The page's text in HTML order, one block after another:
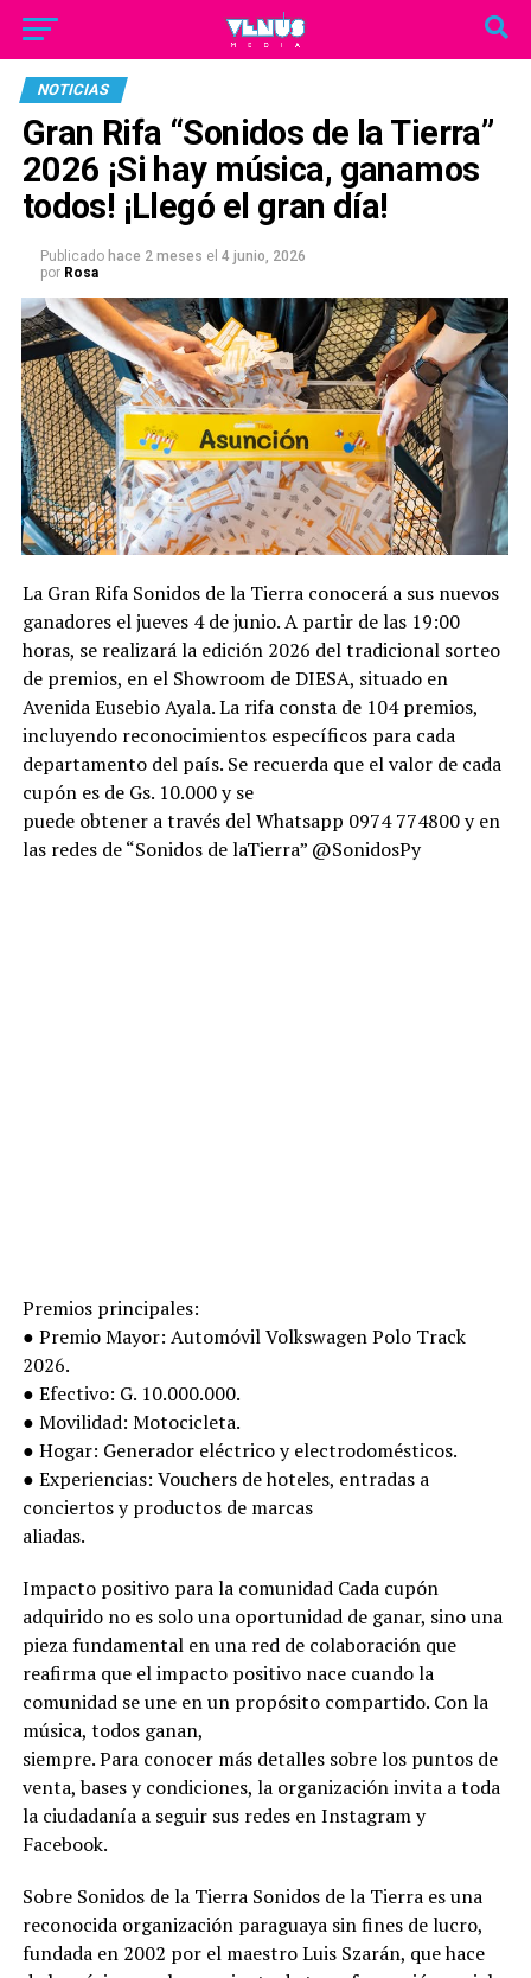
NOTICIAS
Gran Rifa “Sonidos de la Tierra”
2026 ¡Si hay música, ganamos
todos! ¡Llegó el gran día!
Publicado hace 2 meses el 4 junio, 2026
por Rosa
La Gran Rifa Sonidos de la Tierra conocerá a sus nuevos
ganadores el jueves 4 de junio. A partir de las 19:00
horas, se realizará la edición 2026 del tradicional sorteo
de premios, en el Showroom de DIESA, situado en
Avenida Eusebio Ayala. La rifa consta de 104 premios,
incluyendo reconocimientos específicos para cada
departamento del país. Se recuerda que el valor de cada
cupón es de Gs. 10.000 y se
puede obtener a través del Whatsapp 0974 774800 y en
las redes de “Sonidos de laTierra” @SonidosPy
Premios principales:
● Premio Mayor: Automóvil Volkswagen Polo Track
2026.
● Efectivo: G. 10.000.000.
● Movilidad: Motocicleta.
● Hogar: Generador eléctrico y electrodomésticos.
● Experiencias: Vouchers de hoteles, entradas a
conciertos y productos de marcas
aliadas.
Impacto positivo para la comunidad Cada cupón
adquirido no es solo una oportunidad de ganar, sino una
pieza fundamental en una red de colaboración que
reafirma que el impacto positivo nace cuando la
comunidad se une en un propósito compartido. Con la
música, todos ganan,
siempre. Para conocer más detalles sobre los puntos de
venta, bases y condiciones, la organización invita a toda
la ciudadanía a seguir sus redes en Instagram y
Facebook.
Sobre Sonidos de la Tierra Sonidos de la Tierra es una
reconocida organización paraguaya sin fines de lucro,
fundada en 2002 por el maestro Luis Szarán, que hace